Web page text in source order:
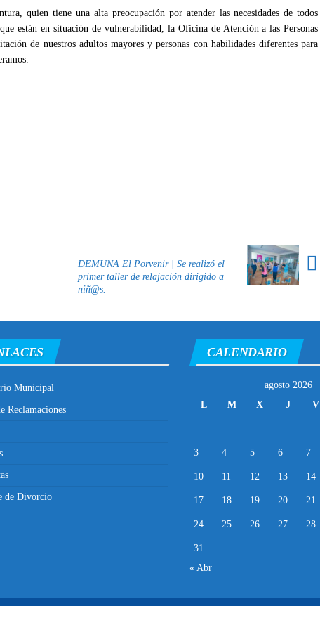
quien tiene una alta preocupación por atender las necesidades de todos
están en situación de vulnerabilidad, la Oficina de Atención a las Personas
de nuestros adultos mayores y personas con habilidades diferentes para
DEMUNA El Porvenir | Se realizó el
primer taller de relajación dirigido a
niñ@s.
Municipal
Reclamaciones
de Divorcio
CALENDARIO
agosto 2026
L
M X J V
3 4 5 6 7
10 11 12 13 14
17 18 19 20 21
24 25 26 27 28
31
« Abr